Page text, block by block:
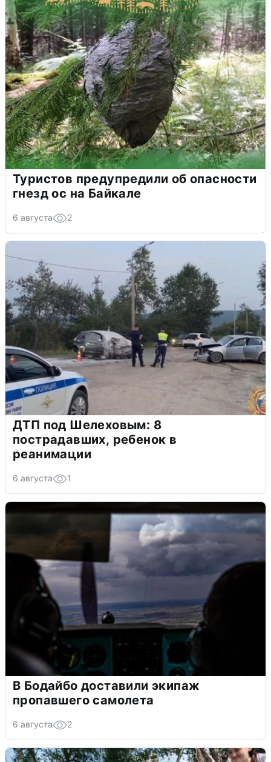
Туристов предупредили об опасности
гнезд ос на Байкале
6 августа 2
ДТП под Шелеховым: 8
пострадавших, ребенок в
реанимации
6 августа 1
В Бодайбо доставили экипаж
пропавшего самолета
6 августа 2